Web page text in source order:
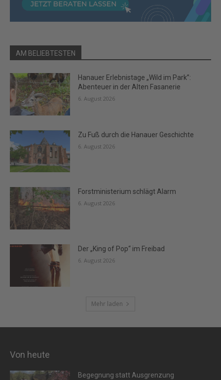
AM BELIEBTESTEN
Hanauer Erlebnistage „Wild im Park”:
Abenteuer in der Alten Fasanerie
6. August 2026
Zu Fuß durch die Hanauer Geschichte
6. August 2026
Forstministerium schlägt Alarm
6. August 2026
Der „King of Pop“ im Freibad
6. August 2026
Mehr laden
Von heute
Begegnung statt Ausgrenzung